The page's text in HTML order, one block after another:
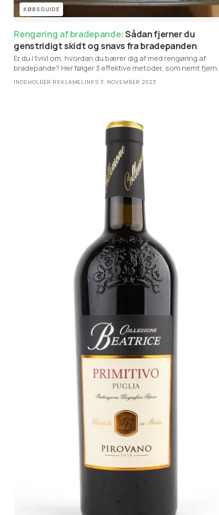
KØBSGUIDE
Rengøring af bradepande:Sådan fjerner du
genstridigt skidt og snavs fra bradepanden
Er du i tvivl om, hvordan du bærer dig af med rengøring af
bradepande? Her følger 3 effektive metoder, som nemt
genstridigt snavs.
INDEHOLDER REKLAMELINKS·3. NOVEMBER 2023